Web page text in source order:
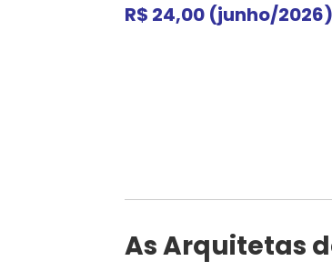
R$ 24,00 (junho/2026)
As Arquitetas